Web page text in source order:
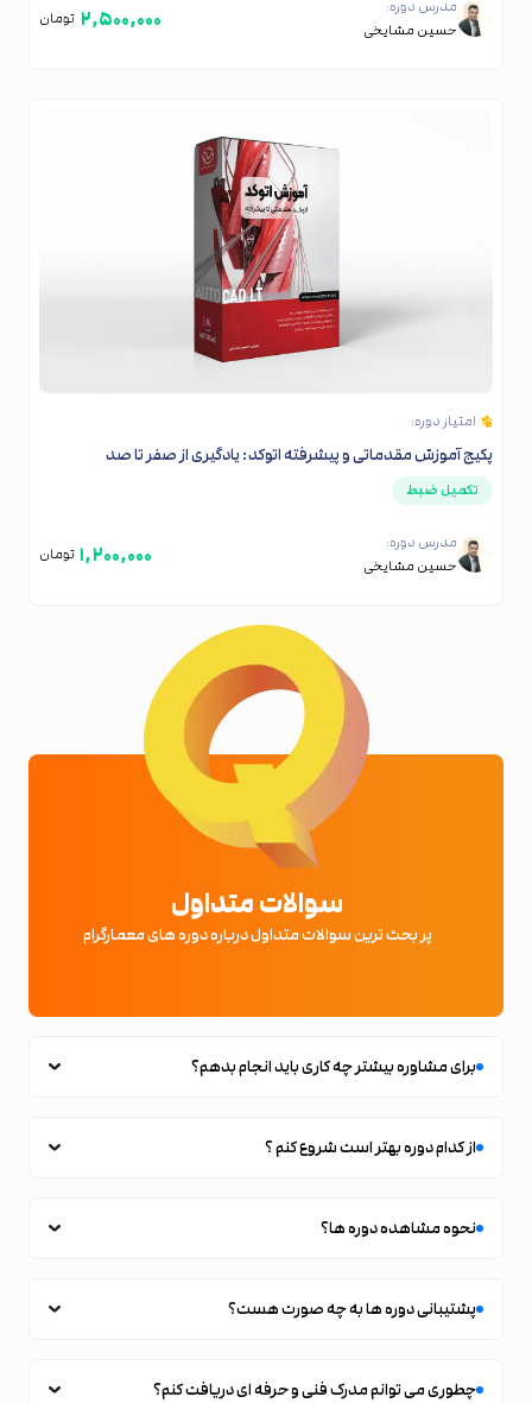
مدرس دوره:
حسین مشایخی
۲,۵۰۰,۰۰۰ تومان
امتیاز دوره:
پکیج آموزش مقدماتی و پیشرفته اتوکد: یادگیری از صفر تا صد
تکمیل ضبط
مدرس دوره:
حسین مشایخی
۱,۲۰۰,۰۰۰ تومان
سوالات متداول
پر بحث ترین سوالات متداول درباره دوره های معمارگرام
برای مشاوره بیشتر چه کاری باید انجام بدهم؟
از کدام دوره بهتر است شروع کنم ؟
نحوه مشاهده دوره ها؟
پشتیبانی دوره ها به چه صورت هست؟
چطوری می توانم مدرک فنی و حرفه ای دریافت کنم؟